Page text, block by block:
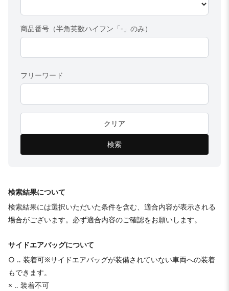
商品番号（半角英数ハイフン「-」のみ）
フリーワード
クリア
検索
検索結果について
検索結果には選択いただいた条件を含む、適合内容が表示される
場合がございます。必ず適合内容のご確認をお願いします。
サイドエアバッグについて
○ ‥ 装着可※サイドエアバッグが装備されていない車両への装着
もできます。
× ‥ 装着不可